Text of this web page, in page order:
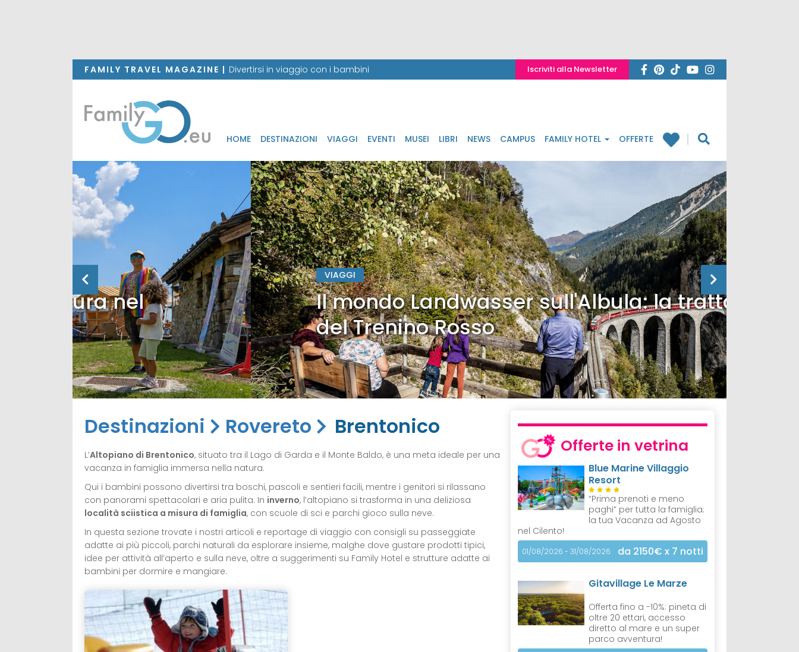
FAMILY TRAVEL MAGAZINE | Divertirsi in viaggio con i bambini Iscriviti alla Newsletter
HOME DESTINAZIONI VIAGGI EVENTI MUSEI LIBRI NEWS CAMPUS FAMILY HOTEL OFFERTE
VIAGGI
Il mondo Landwasser sull'Albula: la tratta family
del Trenino Rosso
Destinazioni Rovereto Brentonico
L’Altopiano di Brentonico, situato tra il Lago di Garda e il Monte Baldo, è una meta ideale per una
vacanza in famiglia immersa nella natura.
Qui i bambini possono divertirsi tra boschi, pascoli e sentieri facili, mentre i genitori si rilassano
con panorami spettacolari e aria pulita. In inverno, l’altopiano si trasforma in una deliziosa
località sciistica a misura di famiglia, con scuole di sci e parchi gioco sulla neve.
In questa sezione trovate i nostri articoli e reportage di viaggio con consigli su passeggiate
adatte ai più piccoli, parchi naturali da esplorare insieme, malghe dove gustare prodotti tipici,
idee per attività all’aperto e sulla neve, oltre a suggerimenti su Family Hotel e strutture adatte ai
bambini per dormire e mangiare.
Offerte in vetrina
Blue Marine Villaggio
Resort
“Prima prenoti e meno
paghi” per tutta la famiglia:
la tua Vacanza ad Agosto
nel Cilento!
01/08/2026 - 31/08/2026 da 2150€ x 7 notti
Gitavillage Le Marze
Offerta fino a -10%: pineta di
oltre 20 ettari, accesso
diretto al mare e un super
parco avventura!